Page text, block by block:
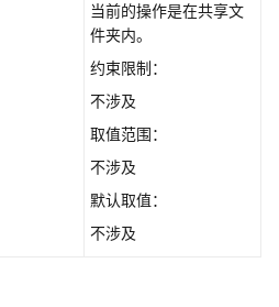
当前的操作是在共享文
件夹内。
约束限制：
不涉及
取值范围：
不涉及
默认取值：
不涉及